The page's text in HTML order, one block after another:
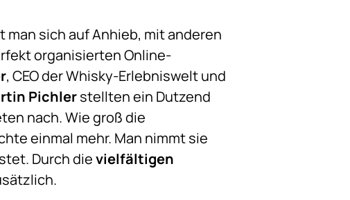
sich auf Anhieb, mit anderen
organisierten Online-
, CEO der Whisky-Erlebniswelt und
Pichlerstellten ein Dutzend
nach. Wie groß die
einmal mehr. Man nimmt sie
Durch dievielfältigen